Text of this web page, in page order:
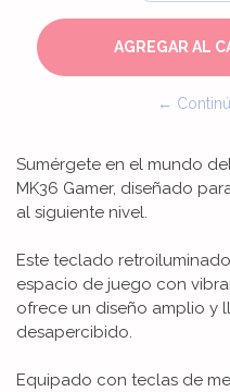
←
Sumérgete en el mundo
MK36 Gamer, diseñado
al siguiente nivel.
Este teclado
espacio de juego con
ofrece un diseño amplio y
desapercibido.
Equipado con teclas de